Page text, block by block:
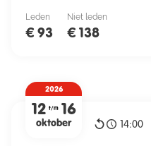
Leden
€ 93
Niet leden
€ 138
2026
12 t/m 16
oktober 14:00